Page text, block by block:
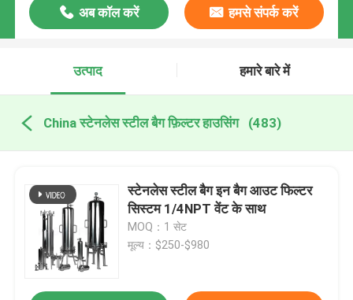
अब कॉल करें हमसे संपर्क करें
उत्पाद हमारे बारे में
China स्टेनलेस स्टील बैग फ़िल्टर हाउसिंग (483)
स्टेनलेस स्टील बैग इन बैग आउट फिल्टर
सिस्टम 1/4NPT वेंट के साथ
MOQ：1 सेट
मूल्य：$250-$980